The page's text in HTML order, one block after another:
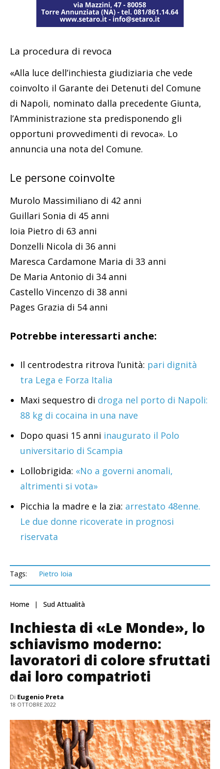
La procedura di revoca
«Alla luce dell’inchiesta giudiziaria che vede
coinvolto il Garante dei Detenuti del Comune
di Napoli, nominato dalla precedente Giunta,
l’Amministrazione sta predisponendo gli
opportuni provvedimenti di revoca». Lo
annuncia una nota del Comune.
Le persone coinvolte
Murolo Massimiliano di 42 anni
Guillari Sonia di 45 anni
Ioia Pietro di 63 anni
Donzelli Nicola di 36 anni
Maresca Cardamone Maria di 33 anni
De Maria Antonio di 34 anni
Castello Vincenzo di 38 anni
Pages Grazia di 54 anni
Potrebbe interessarti anche:
Il centrodestra ritrova l’unità: pari dignità
tra Lega e Forza Italia
Maxi sequestro di droga nel porto di Napoli:
88 kg di cocaina in una nave
Dopo quasi 15 anni inaugurato il Polo
universitario di Scampia
Lollobrigida: «No a governi anomali,
altrimenti si vota»
Picchia la madre e la zia: arrestato 48enne.
Le due donne ricoverate in prognosi
riservata
Tags: Pietro Ioia
Home Sud Attualità
Inchiesta di «Le Monde», lo
schiavismo moderno:
lavoratori di colore sfruttati
dai loro compatrioti
Di Eugenio Preta
18 OTTOBRE 2022